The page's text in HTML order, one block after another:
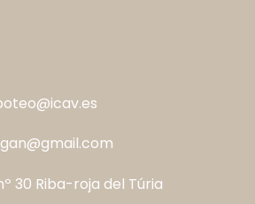
30 Riba-roja del Túria